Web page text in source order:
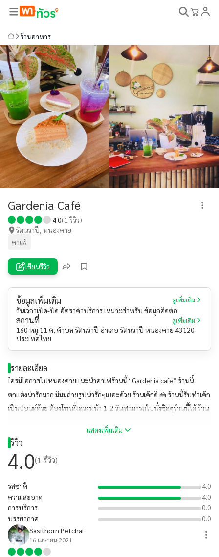
ร้านอาหาร
Gardenia Café
4.0(1 รีวิว)
รัตนวาปี, หนองคาย
คาเฟ่
เขียนรีวิว
ข้อมูลเพิ่มเติม ดูเพิ่มเติม
วันเวลาเปิด-ปิด อัตราค่าบริการ เหมาะสำหรับ ข้อมูลติดต่อ
สถานที่ ดูเพิ่มเติม
160 หมู่ 11 ต, ตำบล รัตนวาปี อำเภอ รัตนวาปี หนองคาย 43120
ประเทศไทย
รายละเอียด
ใครมีโอกาสไปหนองคายแนะนำคาเฟ่ร้านนี้ “Gardenia cafe” ร้านนี้
ตกแต่งน่ารักมาก มีมุมถ่ายรูปน่ารักๆเยอะด้วย ร้านเค้กดี 🍰 ร้านนี้รับทำเค้ก
เป็นปอนด์ด้วย ต้องโทรสั่งล่วงหน้า 1-2 วัน สามารถไปนั่งชิลๆร้านนี้ได้ ร้าน
แนะนำ
แสดงเพิ่มเติม
รีวิว
4.0(1 รีวิว)
รสชาติ
4.0
ความสะอาด
4.0
การบริการ
0.0
บรรยากาศ
0.0
Sasithorn Petchai
16 เมษายน 2021